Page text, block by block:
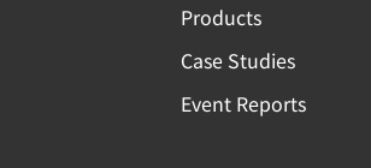
Products
Case Studies
Event Reports